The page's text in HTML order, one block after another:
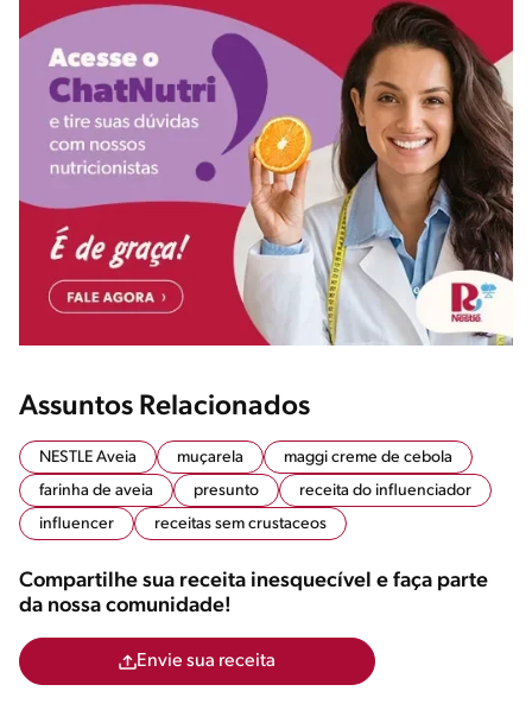
Assuntos Relacionados
NESTLE Aveia muçarela
maggi creme de cebola
farinha de aveia
presunto
receita do influenciador
influencer
receitas sem crustaceos
Compartilhe sua receita inesquecível e faça parte
da nossa comunidade!
Envie sua receita